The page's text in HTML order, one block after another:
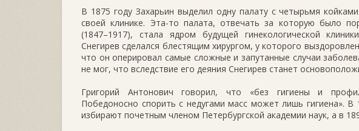
В 1875 году Захарьин выделил одну палату с четырьмя
своей клинике. Эта-то палата, отвечать за которую было
(1847–1917), стала ядром будущей гинекологической
Снегирев сделался блестящим хирургом, у которого
что он оперировал самые сложные и запутанные случаи
не мог, что вследствие его деяния Снегирев станет
Григорий Антонович говорил, что «без гигиены и
Победоносно спорить с недугами масс может лишь гигиена». В
избирают почетным членом Петербургской академии наук, а в